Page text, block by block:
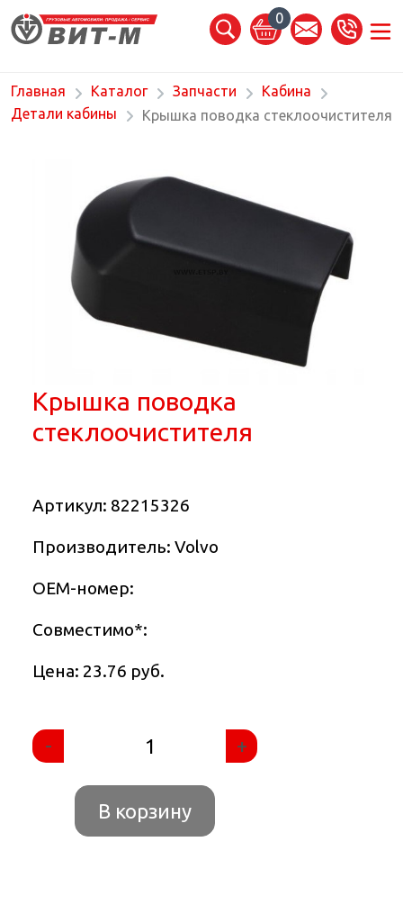
0
Главная Каталог Запчасти
Кабина
Детали кабины
Крышка поводка стеклоочистителя
Крышка поводка
стеклоочистителя
Артикул: 82215326
Производитель: Volvo
OEM-номер:
Совместимо*:
Цена: 23.76 руб.
- +
В корзину